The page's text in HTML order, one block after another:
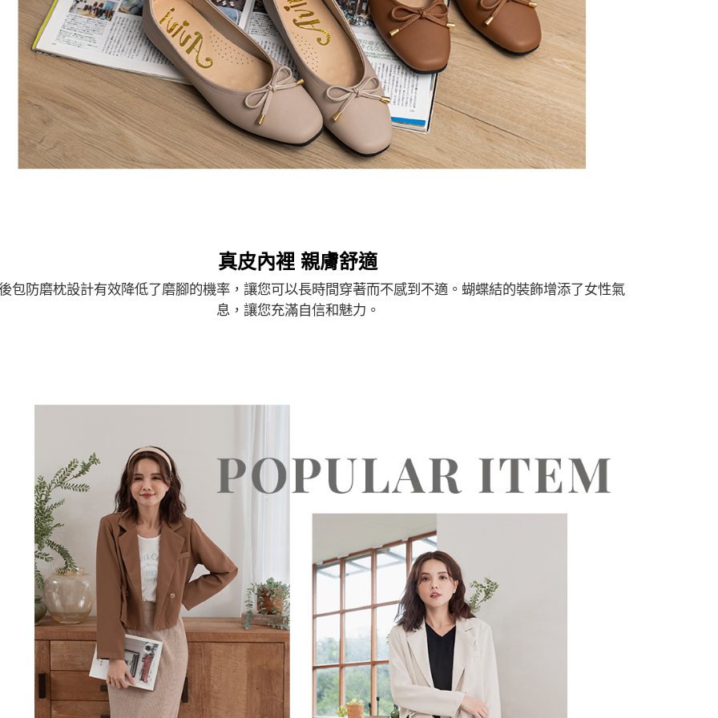
真皮內裡 親膚舒適
包防磨枕設計有效降低了磨腳的機率，讓您可以長時間穿著而不感到不適。蝴蝶結的裝飾增添了女性氣
息，讓您充滿自信和魅力。